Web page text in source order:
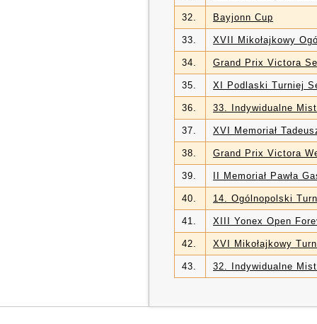
32. Bayjonn Cup
33. XVII Mikołajkowy
34. Grand Prix Victora
35. XI Podlaski Turniej
36. 33. Indywidualne
37. XVI Memoriał
38. Grand Prix Victora
39. II Memoriał Pawła
40. 14. Ogólnopolski
41. XIII Yonex Open
42. XVI Mikołajkowy
43. 32. Indywidualne